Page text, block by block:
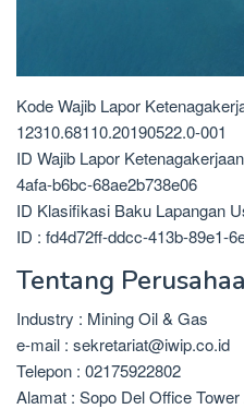
Kode Wajib Lapor
12310.68110.20190522.0-001
ID Wajib Lapor
4afa-b6bc-68ae2b738e06
ID Klasifikasi Baku Lapangan
ID : fd4d72ff-ddcc-413b-89e1-
Tentang
Industry : Mining Oil & Gas
e-mail : sekretariat@iwip.co.id
Telepon : 02175922802
Alamat : Sopo Del Office Tower